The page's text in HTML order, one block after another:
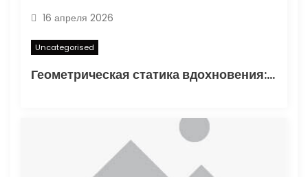
16 апреля 2026
Uncategorised
Геометрическая статика вдохновения: туннелирование карандаша как проявление синдромом отложенного существования